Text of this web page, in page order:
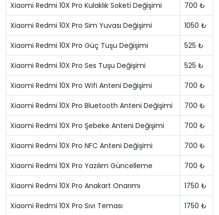
Xiaomi Redmi 10X Pro Kulaklık Soketi Değişimi 700 ₺
Xiaomi Redmi 10X Pro Sim Yuvası Değişimi 1050 ₺
Xiaomi Redmi 10X Pro Güç Tuşu Değişimi 525 ₺
Xiaomi Redmi 10X Pro Ses Tuşu Değişimi 525 ₺
Xiaomi Redmi 10X Pro Wifi Anteni Değişimi 700 ₺
Xiaomi Redmi 10X Pro Bluetooth Anteni Değişimi 700 ₺
Xiaomi Redmi 10X Pro Şebeke Anteni Değişimi 700 ₺
Xiaomi Redmi 10X Pro NFC Anteni Değişimi 700 ₺
Xiaomi Redmi 10X Pro Yazılım Güncelleme 700 ₺
Xiaomi Redmi 10X Pro Anakart Onarımı 1750 ₺
Xiaomi Redmi 10X Pro Sıvı Teması 1750 ₺